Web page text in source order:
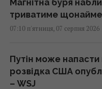
Магнітна буря
триватиме
07:10 п'ятниця, 07 серпня 2026
Путін може
розвідка США
– WSJ